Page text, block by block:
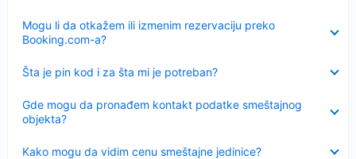
Mogu li da otkažem ili izmenim rezervaciju preko
Booking.com-a?
Šta je pin kod i za šta mi je potreban?
Sažeto
Gde mogu da pronađem kontakt podatke smeštajnog
objekta?
Kako mogu da vidim cenu smeštajne jedinice?